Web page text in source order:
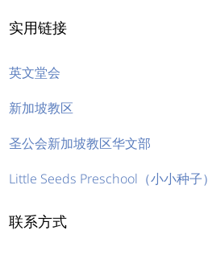
实用链接
英文堂会
新加坡教区
圣公会新加坡教区华文部
Little Seeds Preschool（小小种子）
联系方式